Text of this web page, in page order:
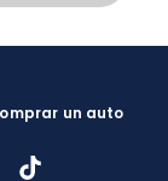
un auto